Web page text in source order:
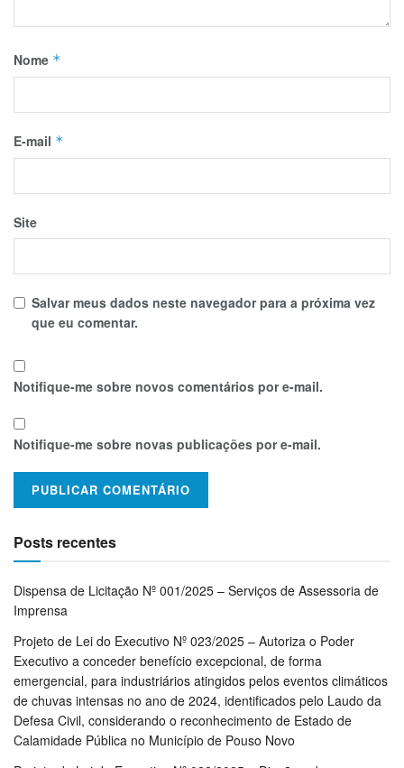
Nome *
E-mail *
Site
Salvar meus dados neste navegador para a próxima vez
que eu comentar.
Notifique-me sobre novos comentários por e-mail.
Notifique-me sobre novas publicações por e-mail.
Posts recentes
Dispensa de Licitação Nº 001/2025 – Serviços de Assessoria de
Imprensa
Projeto de Lei do Executivo Nº 023/2025 – Autoriza o Poder
Executivo a conceder benefício excepcional, de forma
emergencial, para industriários atingidos pelos eventos climáticos
de chuvas intensas no ano de 2024, identificados pelo Laudo da
Defesa Civil, considerando o reconhecimento de Estado de
Calamidade Pública no Município de Pouso Novo